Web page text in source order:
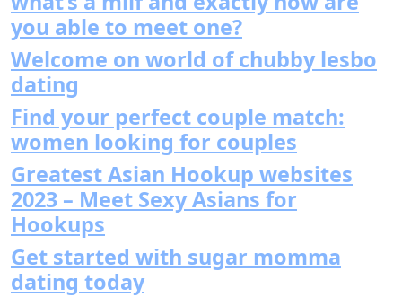
you able to meet one?
Welcome on world of chubby lesbo
dating
Find your perfect couple match:
women looking for couples
Greatest Asian Hookup websites
2023 – Meet Sexy Asians for
Hookups
Get started with sugar momma
dating today